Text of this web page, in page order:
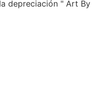
depreciación " Art By